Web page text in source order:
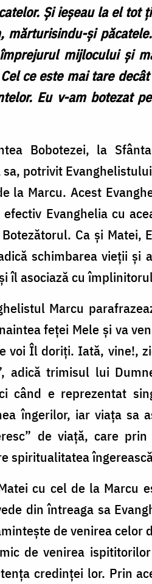
Şi ieşeau la el
şi
mijlocului şi
ce este mai tare
Eu v-am botezat
Bobotezei, la
potrivit
la Marcu. Acest
Evanghelia cu
Ca și
schimbarea vieții
îl asociază cu
Marcu
feţei Mele şi va
voi Îl doriţi. Iată, vine!,
adică trimisul lui
când e reprezentat
îngerilor, iar viața sa
de viață, care
spiritualitatea
cu cel de la Marcu
din întreaga sa
de venirea
de venirea
credinței lor. Prin